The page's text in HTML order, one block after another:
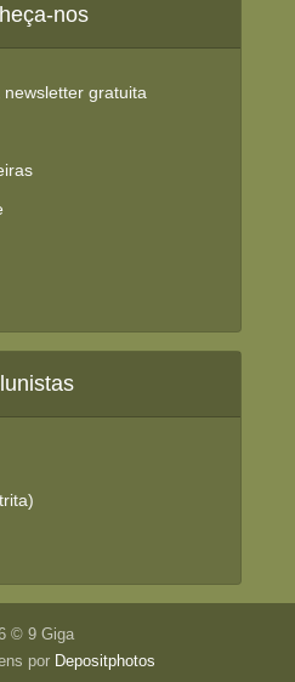
nos
gratuita
© 9 Giga
por Depositphotos